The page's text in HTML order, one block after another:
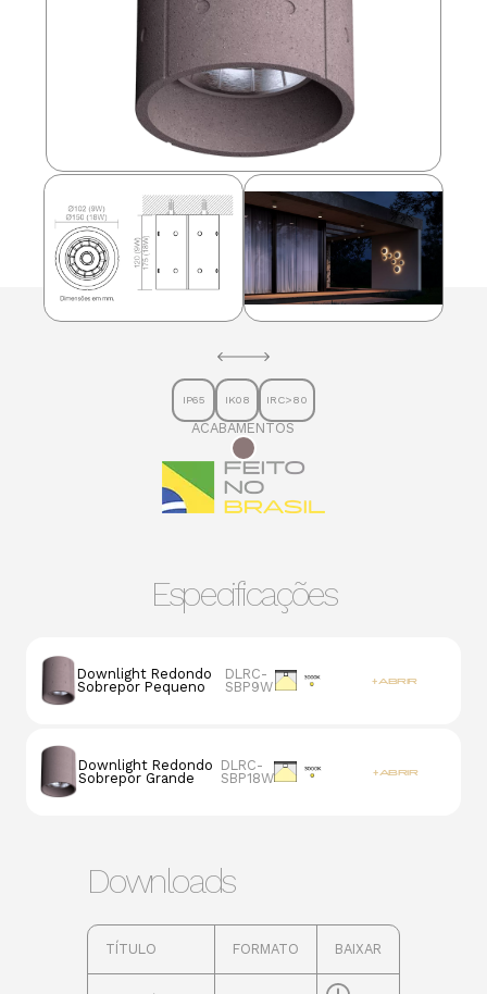
IP65 IK08 IRC>80
ACABAMENTOS
Especificações
Downlight Redondo
Sobrepor Pequeno
DLRC-
SBP9W
+ ABRIR
9W
Downlight Redondo
Sobrepor Grande
DLRC-
SBP18W
+ ABRIR
Downloads
TÍTULO FORMATO BAIXAR